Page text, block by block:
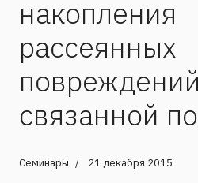
накопления
рассеянных
связанной
Семинары 21 декабря 2015